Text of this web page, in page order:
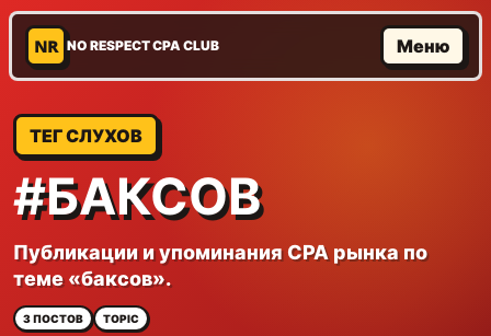
NR NO RESPECT CPA CLUB Меню
ТЕГ СЛУХОВ
#БАКСОВ
Публикации и упоминания CPA рынка по
теме «баксов».
3 ПОСТОВ TOPIC